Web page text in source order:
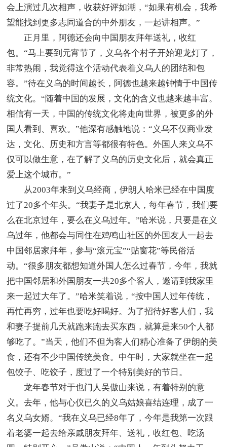
会上演过几次相声，收获好评如潮，“如果有机会，我希
望能找到更多志同道合的中外朋友，一起讲相声。”
正月里，阿德还会向中国朋友拜年送礼，收红
包。“马上要到元宵节了，义乌各个村子开始迎龙灯了，
非常热闹，我觉得这个活动代表着义乌人的团结和包
容。”待在义乌的时间越长，阿德也越来越钟情于中国传
统文化。“随着中国的发展，文化的含义也越来越丰富。
相信有一天，中国的传统文化将走向世界，被更多的外
国人看到、喜欢。”他深有感触地说：“义乌不仅商业发
达，文化、历史和方言等都很有特色。外国人来义乌不
仅可以做生意，在了解了义乌的历史文化后，就会真正
爱上这个城市。”
从2003年来到义乌经商，伊朗人哈米已经在中国度
过了20多个年头。“我妻子是北京人，每年春节，我们要
么在北京过年，要么在义乌过年。”哈米说，只要是在义
乌过年，他都会与同住在鸡鸣山社区的外国友人一起去
中国邻居家拜年，参与“滚元宝”“贴窗花”等民俗活
动。“很多朋友都想知道外国人怎么过春节，今年，我就
把中国邻居和外国朋友一共20多个客人，邀请到我家里
来一起过大年了。”哈米笑着说，“按中国人过年传统，
再忙再穷，过年也要吃好喝好。为了招待好客人们，我
和妻子提前几天就跑来跑去买东西，就算是来50个人都
够吃了。”当天，他们不但为客人们精心准备了伊朗的美
食，还有不少中国传统美食。中午时，大家就坐在一起
包饺子、吃饺子，度过了一个特别美好的节日。
龙年春节对于也门人吴傲山来说，有着特别的意
义。去年，他与心仪已久的义乌姑娘喜结连理，成了一
名义乌女婿。“我在义乌已经8年了，今年是我第一次跟
着老婆一起去给亲戚朋友拜年、送礼，收红包、吃汤